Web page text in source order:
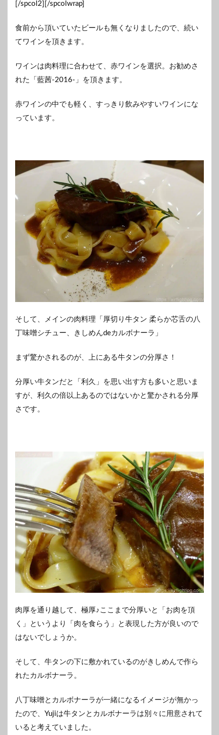
[/spcol2][/spcolwrap]
食前から頂いていたビールも無くなりましたので、続い
てワインを頂きます。
ワインは肉料理に合わせて、赤ワインを選択。お勧めさ
れた「藍茜-2016-」を頂きます。
赤ワインの中でも軽く、すっきり飲みやすいワインにな
っています。
そして、メインの肉料理「厚切り牛タン 柔らか芯舌の八
丁味噌シチュー、きしめんdeカルボナーラ」
まず驚かされるのが、上にある牛タンの分厚さ！
分厚い牛タンだと「利久」を思い出す方も多いと思いま
すが、利久の倍以上あるのではないかと驚かされる分厚
さです。
肉厚を通り越して、極厚♪ここまで分厚いと「お肉を頂
く」というより「肉を食らう」と表現した方が良いので
はないでしょうか。
そして、牛タンの下に敷かれているのがきしめんで作ら
れたカルボナーラ。
八丁味噌とカルボナーラが一緒になるイメージが無かっ
たので、Yujiは牛タンとカルボナーラは別々に用意されて
いると考えていました。